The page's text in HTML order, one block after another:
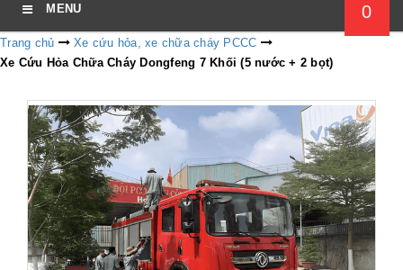
MENU 0
Trang chủ
Xe cứu hỏa, xe chữa cháy PCCC
Xe Cứu Hỏa Chữa Cháy Dongfeng 7 Khối (5 nước + 2 bọt)